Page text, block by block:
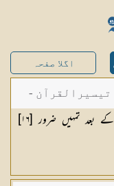
اگلا صفحہ
تیسیرالقرآن -
عبد الرحمن
پھر اس کے بعد تمہیں ضرور [١٦]